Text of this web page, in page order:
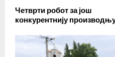
Четврти робот за још
конкурентнију